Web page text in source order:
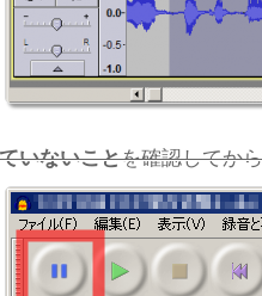
いないことを確認してから